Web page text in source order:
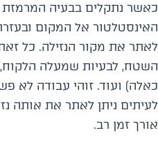
כאשר נתקלים בבעיה המרמזת
האינסטלטור אל המקום
לאתר את מקור הנזילה. כל
השטח, לבעיות שמעלה הלקוח,
כאלה) ועוד. זוהי עבודה לא
לעיתים ניתן לאתר את אותה
אורך זמן רב.